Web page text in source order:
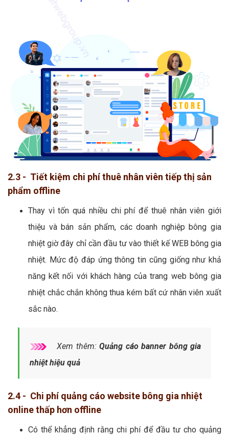
2.3 - Tiết kiệm chi phí thuê nhân viên tiếp thị sản
phẩm offline
Thay vì tốn quá nhiều chi phí để thuê nhân viên giới
thiệu và bán sản phẩm, các doanh nghiệp bông gia
nhiệt giờ đây chỉ cần đầu tư vào thiết kế WEB bông gia
nhiệt. Mức độ đáp ứng thông tin cũng giống như khả
năng kết nối với khách hàng của trang web bông gia
nhiệt chắc chắn không thua kém bất cứ nhân viên xuất
sắc nào.
Xem thêm:Quảng cáo banner bông gia
nhiệt hiệu quả
2.4 - Chi phí quảng cáo website bông gia nhiệt
online thấp hơn offline
Có thể khẳng định rằng chi phí để đầu tư cho quảng